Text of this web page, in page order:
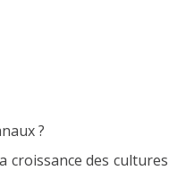
?
croissance des cultures